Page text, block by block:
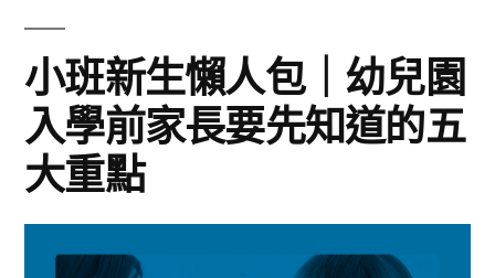
小班新生懶人包｜幼兒園
入學前家長要先知道的五
大重點